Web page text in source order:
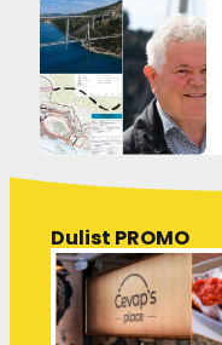
Dulist PROMO